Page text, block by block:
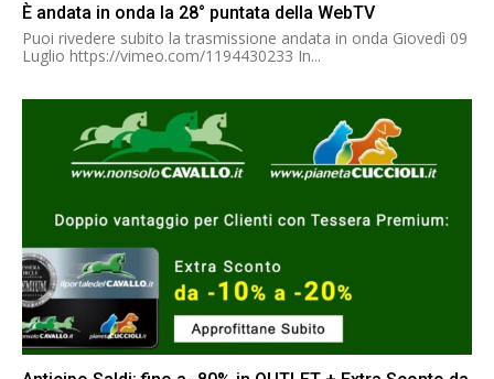
È andata in onda la 28° puntata della WebTV
Puoi rivedere subito la trasmissione andata in onda Giovedì 09
Luglio https://vimeo.com/1194430233 In...